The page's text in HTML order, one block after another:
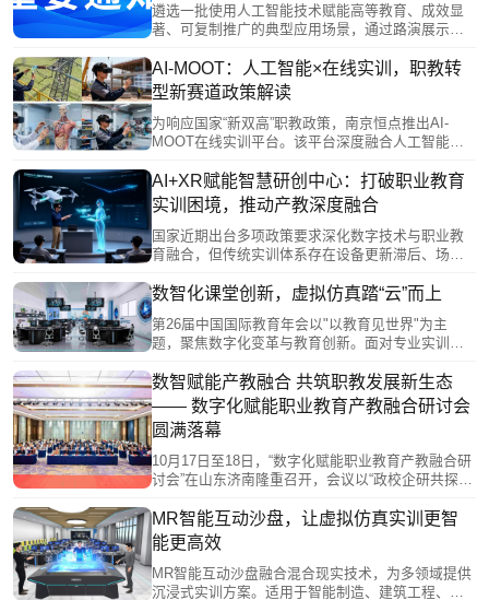
遴选一批使用人工智能技术赋能高等教育、成效显
著、可复制推广的典型应用场景，通过路演展示、
能赋能我省高等教育改革发展。
AI-MOOT：人工智能×在线实训，职教转
型新赛道政策解读
为响应国家“新双高”职教政策，南京恒点推出AI-
MOOT在线实训平台。该平台深度融合人工智能与
设计实训项目等功能，破解传统教育困境。其核心
“三谱一库”体系，构建了从岗位需求到能力培养与实
践训练的完整闭环，并确保与国家级平台互通，旨
在赋能职业教育高质量、个性化发展，培养符合时
代需求的创新型人才。
AI+XR赋能智慧研创中心：打破职业教育
实训困境，推动产教深度融合
国家近期出台多项政策要求深化数字技术与职业教
育融合，但传统实训体系存在设备更新滞后、场景
创中心通过构建“云—边—端”技术架构，赋能教师数
同，形成“技术—教学—产业”闭环生态。该模式通过
虚拟仿真、能力画像等技术手段，有效解决了传统
解决方案。
数智化课堂创新，虚拟仿真踏“云”而上
第26届中国国际教育年会以"以教育见世界"为主
题，聚焦数字化变革与教育创新。面对专业实训高
虚拟仿真解决方案，开发XR工作站、MR沙盘等硬
件，构建"虚实结合"教学环境。通过VRC-Editor零代
码工具实现资源自主开发，结合AI技术实现个性化
教学。虚拟仿真技术正从辅助手段升级为教育新基
建核心，推动教育数字化转型。
数智赋能产教融合 共筑职教发展新生态
—— 数字化赋能职业教育产教融合研讨会
圆满落幕
10月17日至18日，“数字化赋能职业教育产教融合研
讨会”在山东济南隆重召开，会议以“政校企研共探产
工程院院士等全国各地职业院校领导、教育专家、
行业企业代表及一线教育工作者共计160余人，通过
政策解读、主旨报告、圆桌研讨、实地观摩等多元
形式，破解产教融合痛点难题，共绘数字化背景下
职业教育高质量发展新蓝图。
MR智能互动沙盘，让虚拟仿真实训更智
能更高效
MR智能互动沙盘融合混合现实技术，为多领域提供
沉浸式实训方案。适用于智能制造、建筑工程、智